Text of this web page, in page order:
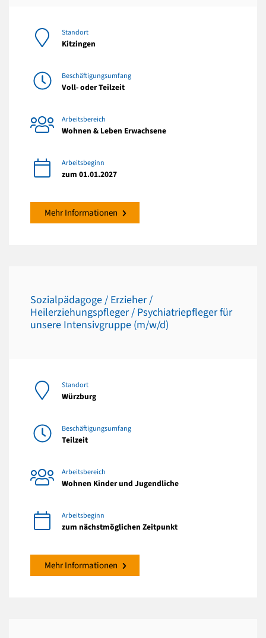
Standort
Kitzingen
Beschäftigungsumfang
Voll- oder Teilzeit
Arbeitsbereich
Wohnen & Leben Erwachsene
Arbeitsbeginn
zum 01.01.2027
Mehr Informationen
Sozialpädagoge / Erzieher /
Heilerziehungspfleger / Psychiatriepfleger für
unsere Intensivgruppe (m/w/d)
Standort
Würzburg
Beschäftigungsumfang
Teilzeit
Arbeitsbereich
Wohnen Kinder und Jugendliche
Arbeitsbeginn
zum nächstmöglichen Zeitpunkt
Mehr Informationen